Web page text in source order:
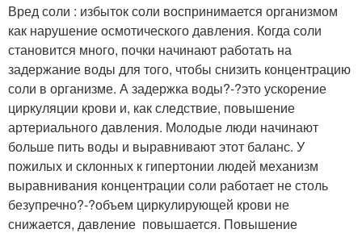
Вред соли : избыток соли воспринимается организмом
как нарушение осмотического давления. Когда соли
становится много, почки начинают работать на
задержание воды для того, чтобы снизить концентрацию
соли в организме. А задержка воды?-?это ускорение
циркуляции крови и, как следствие, повышение
артериального давления. Молодые люди начинают
больше пить воды и выравнивают этот баланс. У
пожилых и склонных к гипертонии людей механизм
выравнивания концентрации соли работает не столь
безупречно?-?объем циркулирующей крови не
снижается, давление ­ повышается. Повышение